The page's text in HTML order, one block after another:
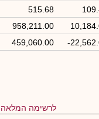
515.68
958,211.00
-
459,060.00
לרשימה המלאה